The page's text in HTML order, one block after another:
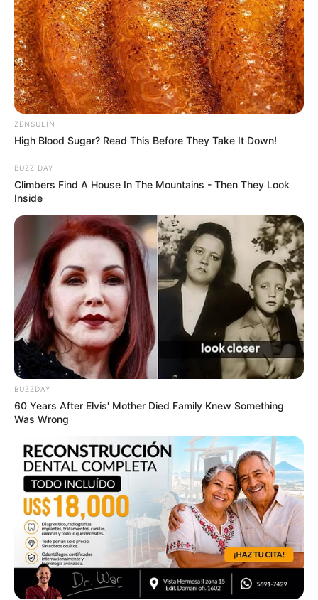
ZENSULIN
High Blood Sugar? Read This Before They Take It Down!
BUZZ DAY
Climbers Find A House In The Mountains - Then They Look
Inside
BUZZDAY
60 Years After Elvis' Mother Died Family Knew Something
Was Wrong